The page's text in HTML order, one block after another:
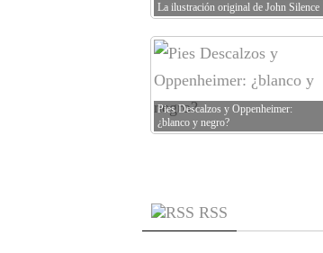
La ilustración original de John Silence
Pies Descalzos y Oppenheimer:
¿blanco y negro?
RSS